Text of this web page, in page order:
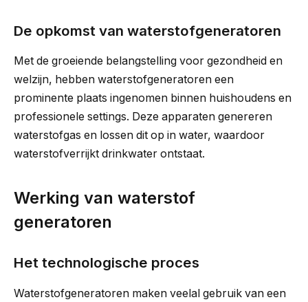
De opkomst van waterstofgeneratoren
Met de groeiende belangstelling voor gezondheid en
welzijn, hebben waterstofgeneratoren een
prominente plaats ingenomen binnen huishoudens en
professionele settings. Deze apparaten genereren
waterstofgas en lossen dit op in water, waardoor
waterstofverrijkt drinkwater ontstaat.
Werking van waterstof
generatoren
Het technologische proces
Waterstofgeneratoren maken veelal gebruik van een